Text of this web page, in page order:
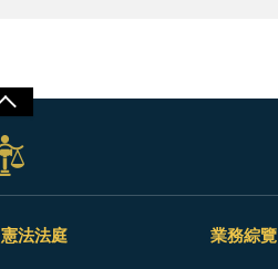
憲法法庭 業務綜覽